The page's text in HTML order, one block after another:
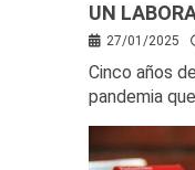
UN
27/01/2025
Cinco años
pandemia